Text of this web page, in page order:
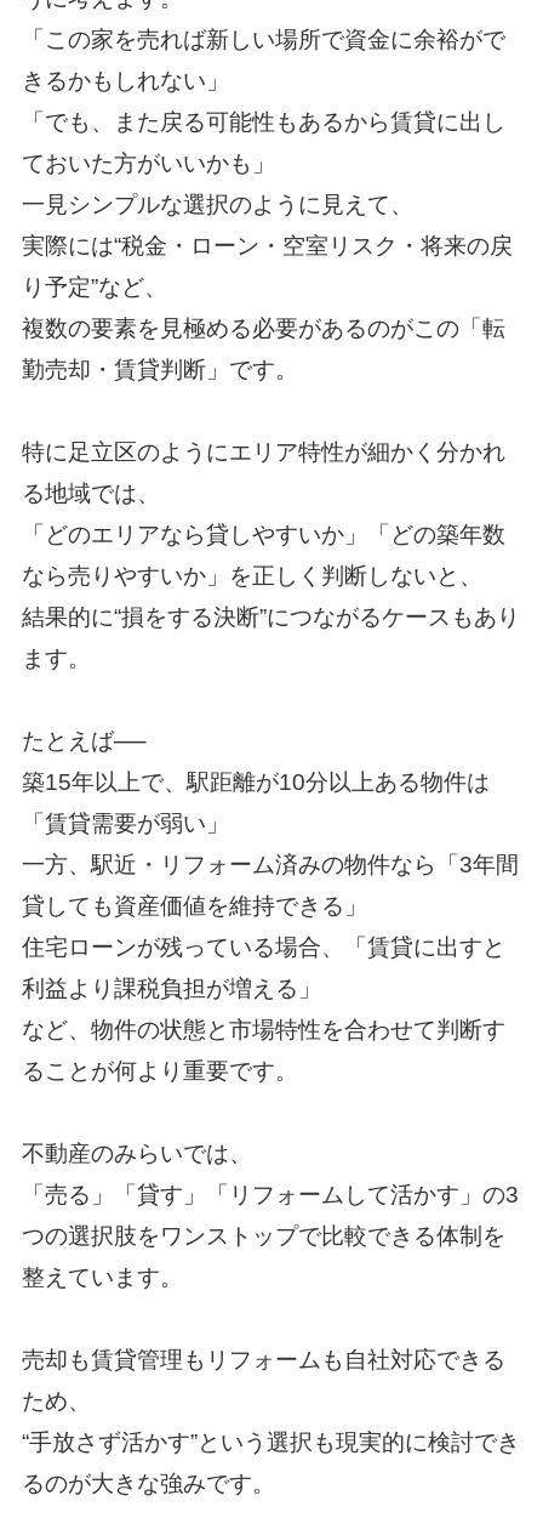
「この家を売れば新しい場所で資金に余裕がで
きるかもしれない」
「でも、また戻る可能性もあるから賃貸に出し
ておいた方がいいかも」
一見シンプルな選択のように見えて、
実際には“税金・ローン・空室リスク・将来の戻
り予定”など、
複数の要素を見極める必要があるのがこの「転
勤売却・賃貸判断」です。
特に足立区のようにエリア特性が細かく分かれ
る地域では、
「どのエリアなら貸しやすいか」「どの築年数
なら売りやすいか」を正しく判断しないと、
結果的に“損をする決断”につながるケースもあり
ます。
たとえば──
築15年以上で、駅距離が10分以上ある物件は
「賃貸需要が弱い」
一方、駅近・リフォーム済みの物件なら「3年間
貸しても資産価値を維持できる」
住宅ローンが残っている場合、「賃貸に出すと
利益より課税負担が増える」
など、物件の状態と市場特性を合わせて判断す
ることが何より重要です。
不動産のみらいでは、
「売る」「貸す」「リフォームして活かす」の3
つの選択肢をワンストップで比較できる体制を
整えています。
売却も賃貸管理もリフォームも自社対応できる
ため、
“手放さず活かす”という選択も現実的に検討でき
るのが大きな強みです。